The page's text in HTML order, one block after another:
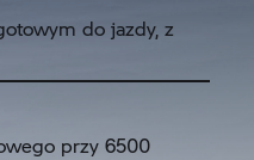
do jazdy, z
przy 6500